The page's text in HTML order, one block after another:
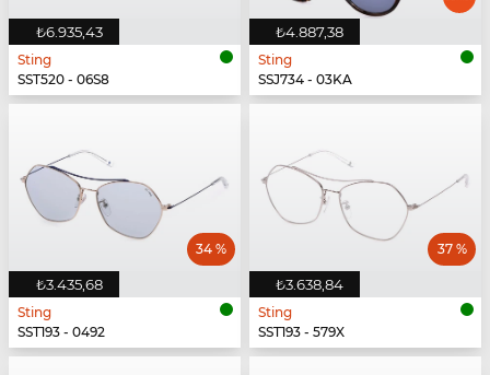
₺6.935,43
Sting
SST520 - 06S8
₺4.887,38
Sting
SSJ734 - 03KA
₺3.435,68
34 %
Sting
SST193 - 0492
₺3.638,84
37 %
Sting
SST193 - 579X